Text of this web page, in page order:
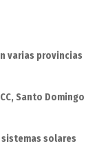
varias provincias
Santo Domingo
solares